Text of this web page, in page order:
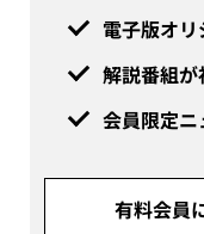
電子版オ
解説番組が
会員限定
有料会員